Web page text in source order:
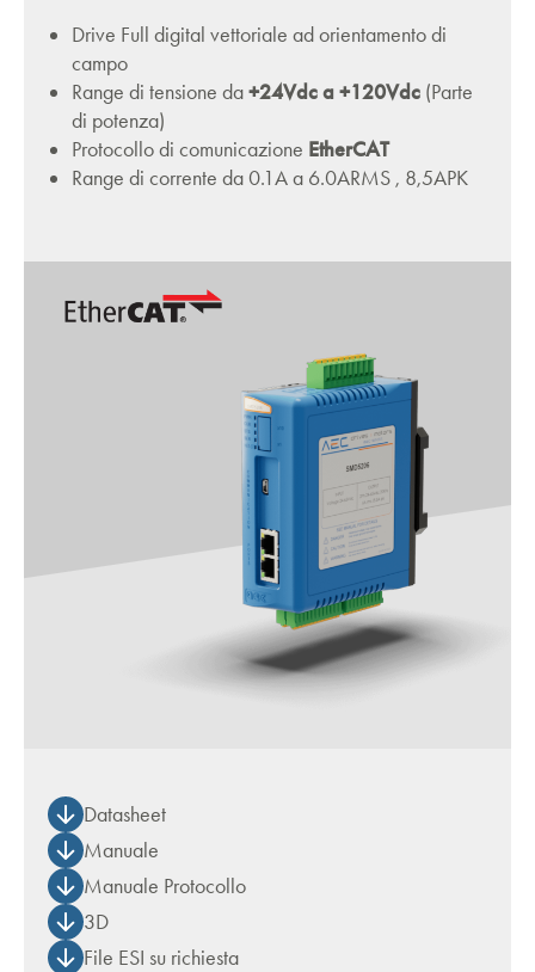
Drive Full digital vettoriale ad orientamento di
campo
Range di tensione da+24Vdc a +120Vdc (Parte
di potenza)
Protocollo di comunicazione EtherCAT
Range di corrente da 0.1A a 6.0ARMS , 8,5APK
Datasheet
Manuale
Manuale Protocollo
3D
File ESI su richiesta